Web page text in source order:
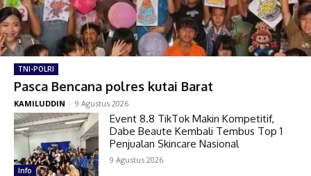
TNI-POLRI
Pasca Bencana polres kutai Barat
KAMILUDDIN - 9 Agustus 2026
Info
Event 8.8 TikTok Makin Kompetitif,
Dabe Beaute Kembali Tembus Top 1
Penjualan Skincare Nasional
9 Agustus 2026